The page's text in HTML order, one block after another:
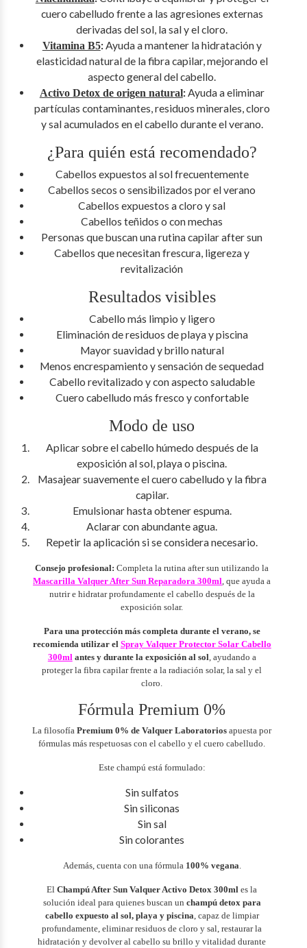
cuero cabelludo frente a las agresiones externas
derivadas del sol, la sal y el cloro.
Vitamina B5:Ayuda a mantener la hidratación y
elasticidad natural de la fibra capilar, mejorando el
aspecto general del cabello.
Activo Detox de origen natural:Ayuda a eliminar
partículas contaminantes, residuos minerales, cloro
y sal acumulados en el cabello durante el verano.
¿Para quién está recomendado?
Cabellos expuestos al sol frecuentemente
Cabellos secos o sensibilizados por el verano
Cabellos expuestos a cloro y sal
Cabellos teñidos o con mechas
Personas que buscan una rutina capilar after sun
Cabellos que necesitan frescura, ligereza y
revitalización
Resultados visibles
Cabello más limpio y ligero
Eliminación de residuos de playa y piscina
Mayor suavidad y brillo natural
Menos encrespamiento y sensación de sequedad
Cabello revitalizado y con aspecto saludable
Cuero cabelludo más fresco y confortable
Modo de uso
Aplicar sobre el cabello húmedo después de la
exposición al sol, playa o piscina.
Masajear suavemente el cuero cabelludo y la fibra
capilar.
Emulsionar hasta obtener espuma.
Aclarar con abundante agua.
Repetir la aplicación si se considera necesario.
Consejo profesional: Completa la rutina after sun utilizando la
Mascarilla Valquer After Sun Reparadora 300ml , que ayuda a
nutrir e hidratar profundamente el cabello después de la
exposición solar.
Para una protección más completa durante el verano, se
recomienda utilizar el Spray Valquer Protector Solar Cabello
300ml antes y durante la exposición al sol , ayudando a
proteger la fibra capilar frente a la radiación solar, la sal y el
cloro.
Fórmula Premium 0%
La filosofíaPremium 0% de Valquer Laboratorios apuesta por
fórmulas más respetuosas con el cabello y el cuero cabelludo.
Este champú está formulado:
Sin sulfatos
Sin siliconas
Sin sal
Sin colorantes
Además, cuenta con una fórmula 100% vegana
ElChampú After Sun Valquer Activo Detox 300ml es la
solución ideal para quienes buscan un champú detox para
cabello expuesto al sol, playa y piscina , capaz de limpiar
profundamente, eliminar residuos de cloro y sal, restaurar la
hidratación y devolver al cabello su brillo y vitalidad durante